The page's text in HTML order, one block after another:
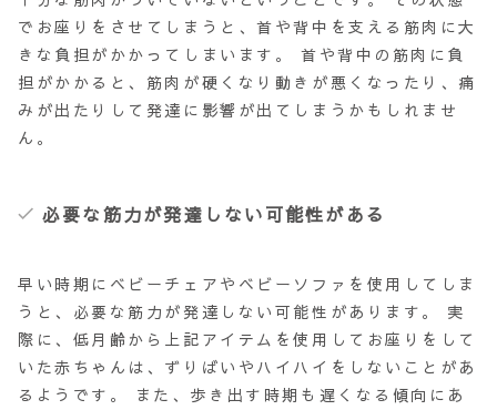
でお座りをさせてしまうと、首や背中を支える筋肉に大
きな負担がかかってしまいます。 首や背中の筋肉に負
担がかかると、筋肉が硬くなり動きが悪くなったり、痛
みが出たりして発達に影響が出てしまうかもしれませ
ん。
必要な筋力が発達しない可能性がある
早い時期にベビーチェアやベビーソファを使用してしま
うと、必要な 筋力が発達しない 可能性があります。 実
際に、低月齢から上記アイテムを使用してお座りをして
いた赤ちゃんは、ずりばいやハイハイをしないことがあ
るようです。 また、歩き出す時期も遅くなる傾向にあ